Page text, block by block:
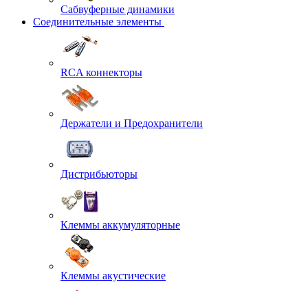
Сабвуферные динамики
Соединительные элементы
RCA коннекторы
Держатели и Предохранители
Дистрибьюторы
Клеммы аккумуляторные
Клеммы акустические